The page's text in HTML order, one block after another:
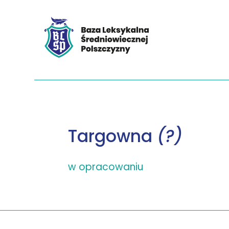
Targowna (?)
w opracowaniu